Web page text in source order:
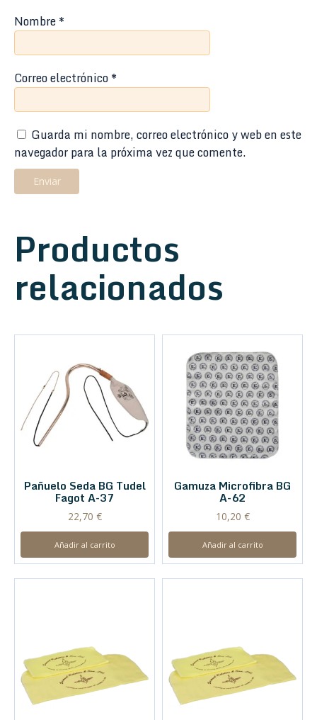
Nombre*
Correo electrónico*
Guarda mi nombre, correo electrónico y web en este
navegador para la próxima vez que comente.
Productos
relacionados
Pañuelo Seda BG Tudel
Fagot A-37
22,70 €
Añadir al carrito
Gamuza Microfibra BG
A-62
10,20 €
Añadir al carrito